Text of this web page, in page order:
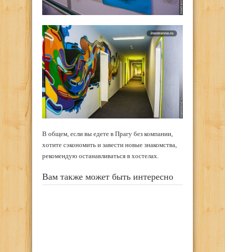
В общем, если вы едете в Прагу без компании,
хотите сэкономить и завести новые знакомства,
рекомендую останавливаться в хостелах.
Вам также может быть интересно